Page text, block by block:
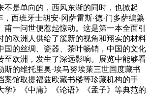
是单向的，西风东渐的同时，也掀起
，西班牙士胡安·冈萨雷斯·德·门多萨编纂
甫一问世便惹起惊动。这是第一本全面引
的欧洲人供给了簇新的视角和翔实的材料
国的丝绸、瓷器、茶叶畅销，中国的文化
至欧洲，发生了深远影响。展览中能够看
斯的维托里奥·埃马努埃莱三世国度藏书
案馆取提福兹欧藏书楼等珍藏机构的手
学》《中庸》《论语》《孟子》等典范的